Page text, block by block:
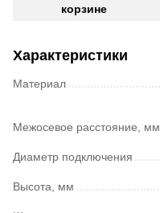
корзине
Характеристики
Материал
Межосевое расстояние, мм
Диаметр подключения
Высота, мм